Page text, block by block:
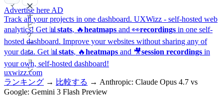
マ
ナ
ビ
ゲ
ー
シ
ョ
ン
Advertise here AD
Track all your projects in one dashboard. UXWizz - self-hosted web
analytics! Get 📊 stats, 🔥heatmaps and 👀recordings in one self-
hosted dashboard. Improve your websites without sharing any of
your data. Get 📊 stats, 🔥heatmaps and 🎥session recordings in
your own, self-hosted dashboard!
uxwizz.com
ランキング → 比較する → Anthropic: Claude Opus 4.7 vs
Google: Gemini 3 Flash Preview